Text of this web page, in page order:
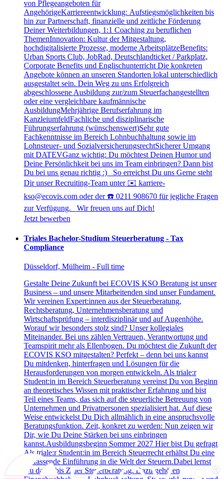
von Pflegeangeboten für
AngehörigeKarriereentwicklung: Aufstiegsmöglichkeiten bis
hin zur Partnerschaft, finanzielle und zeitliche Förderung
Deiner Weiterbildungen, 1:1 Coaching zu beruflichen
ThemenInnovation: Kultur der Mitgestaltung,
hochdigitalisierte Prozesse, moderne ArbeitsplätzeBenefits:
Urban Sports Club, JobRad, Deutschlandticket / Parkplatz,
Corporate Benefits und Englischunterricht Die konkreten
Angebote können an unseren Standorten lokal unterschiedlich
ausgestaltet sein. Dein Weg zu uns Erfolgreich
abgeschlossene Ausbildung zur/zum Steuerfachangestellten
oder eine vergleichbare kaufmännische
AusbildungMehrjährige Berufserfahrung im
KanzleiumfeldFachliche und disziplinarische
Führungserfahrung (wünschenswert)Sehr gute
Fachkenntnisse im Bereich Lohnbuchhaltung sowie im
Lohnsteuer- und SozialversicherungsrechtSicherer Umgang
mit DATEVGanz wichtig: Du möchtest Deinen Humor und
Deine Persönlichkeit bei uns im Team einbringen? Dann bist
Du bei uns genau richtig :) So erreichst Du uns Gerne steht
Dir unser Recruiting-Team unter ✉️ karriere-
kso@ecovis.com oder der ☎️ 0211 908670 für jegliche Fragen
zur Verfügung. Wir freuen uns auf Dich!
Jetzt bewerben
Triales Bachelor-Studium Steuerberatung - Tax
Compliance
Düsseldorf, Mülheim - Full time
Gestalte Deine Zukunft bei ECOVIS KSO Beratung ist unser
Business – und unsere Mitarbeitenden sind unser Fundament.
Wir vereinen Expert:innen aus der Steuerberatung,
Rechtsberatung, Unternehmensberatung und
Wirtschaftsprüfung – interdisziplinär und auf Augenhöhe.
Worauf wir besonders stolz sind? Unser kollegiales
Miteinander. Bei uns zählen Vertrauen, Verantwortung und
Teamspirit mehr als Ellenbogen. Du möchtest die Zukunft der
ECOVIS KSO mitgestalten? Perfekt – denn bei uns kannst
Du mitdenken, hinterfragen und Lösungen für die
Herausforderungen von morgen entwickeln. Als triale:r
Student:in im Bereich Steuerberatung vereinst Du von Beginn
an theoretisches Wissen mit praktischer Erfahrung und bist
Teil eines Teams, das sich auf die steuerliche Betreuung von
Unternehmen und Privatpersonen spezialisiert hat. Auf diese
Weise entwickelst Du Dich allmählich in eine anspruchsvolle
Beratungsfunktion. Zeit, konkret zu werden: Nun zeigen wir
Dir, wie Du Deine Stärken bei uns einbringen
kannst.Ausbildungsbeginn Sommer 2027 Hier bist Du gefragt
Als triale:r Student:in im Bereich Steuerrecht erhältst Du eine
umfassende Einführung in die Welt der Steuern.Dabei lernst
Du das A bis Z der Steuerberatung. Dazu gehören: